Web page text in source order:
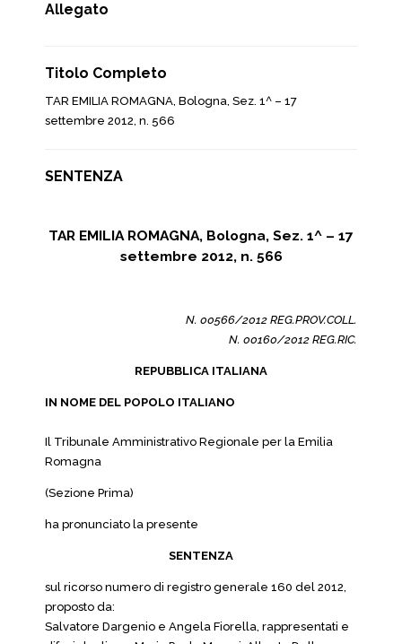
Allegato
Titolo Completo
TAR EMILIA ROMAGNA, Bologna, Sez. 1^ – 17
settembre 2012, n. 566
SENTENZA
TAR EMILIA ROMAGNA, Bologna, Sez. 1^ – 17
settembre 2012, n. 566
N. 00566/2012 REG.PROV.COLL.
N. 00160/2012 REG.RIC.
REPUBBLICA ITALIANA
IN NOME DEL POPOLO ITALIANO
Il Tribunale Amministrativo Regionale per la Emilia
Romagna
(Sezione Prima)
ha pronunciato la presente
SENTENZA
sul ricorso numero di registro generale 160 del 2012,
proposto da:
Salvatore Dargenio e Angela Fiorella, rappresentati e